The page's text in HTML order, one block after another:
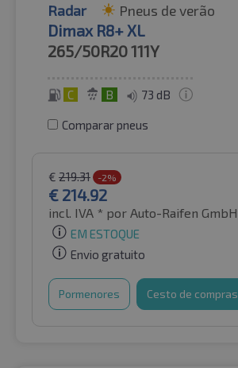
Radar Pneus de verão
Dimax R8+ XL
265/50R20111Y
C B 73 dB
Comparar pneus
€ 219.31 -2%
€ 214.92
incl. IVA * por Auto-Raifen GmbH
EM ESTOQUE
Envio gratuito
Pormenores Cesto de compras